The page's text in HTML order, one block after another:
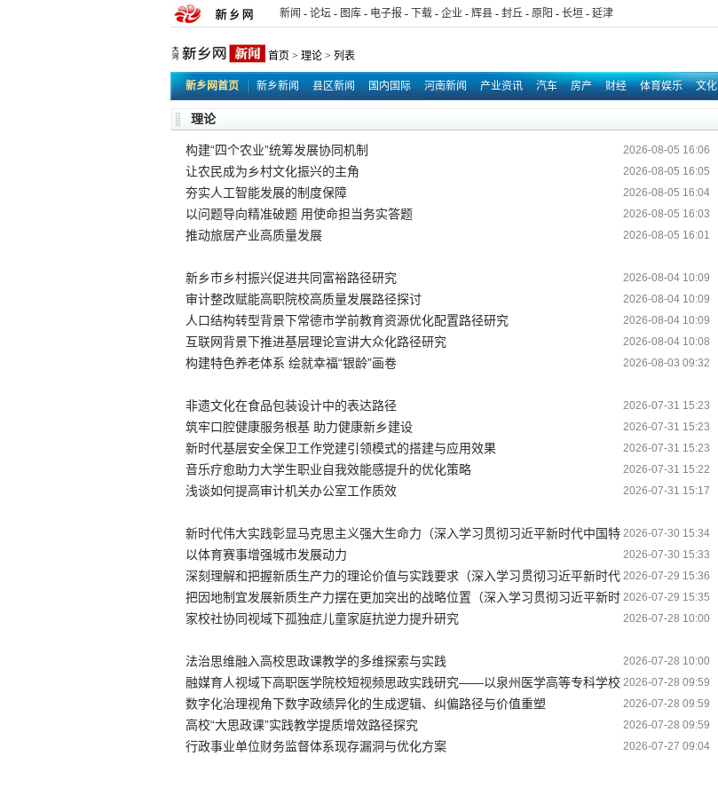
新闻 - 论坛 - 图库 - 电子报 - 下载 - 企业 - 辉县 - 封丘 - 原阳 - 长垣 - 延津
首页 > 理论 > 列表
新乡网首页 新乡新闻 县区新闻 国内国际 河南新闻 产业资讯 汽车 房产 财经 体育娱乐 文化
行业新闻
理论
2026-08-05 16:06
构建“四个农业”统筹发展协同机制
2026-08-05 16:05
让农民成为乡村文化振兴的主角
2026-08-05 16:04
夯实人工智能发展的制度保障
2026-08-05 16:03
以问题导向精准破题 用使命担当务实答题
2026-08-05 16:01
推动旅居产业高质量发展
2026-08-04 10:09
新乡市乡村振兴促进共同富裕路径研究
2026-08-04 10:09
审计整改赋能高职院校高质量发展路径探讨
2026-08-04 10:09
人口结构转型背景下常德市学前教育资源优化配置路径研究
2026-08-04 10:08
互联网背景下推进基层理论宣讲大众化路径研究
2026-08-03 09:32
构建特色养老体系 绘就幸福“银龄”画卷
2026-07-31 15:23
非遗文化在食品包装设计中的表达路径
2026-07-31 15:23
筑牢口腔健康服务根基 助力健康新乡建设
2026-07-31 15:23
新时代基层安全保卫工作党建引领模式的搭建与应用效果
2026-07-31 15:22
音乐疗愈助力大学生职业自我效能感提升的优化策略
2026-07-31 15:17
浅谈如何提高审计机关办公室工作质效
2026-07-30 15:34
新时代伟大实践彰显马克思主义强大生命力（深入学习贯彻习近平新时代中国特
色社会主义思想）
2026-07-30 15:33
以体育赛事增强城市发展动力
2026-07-29 15:36
深刻理解和把握新质生产力的理论价值与实践要求（深入学习贯彻习近平新时代
中国特色社会主义思想）
2026-07-29 15:35
把因地制宜发展新质生产力摆在更加突出的战略位置（深入学习贯彻习近平新时
代中国特色社会主义思想）
2026-07-28 10:00
家校社协同视域下孤独症儿童家庭抗逆力提升研究
2026-07-28 10:00
法治思维融入高校思政课教学的多维探索与实践
2026-07-28 09:59
融媒育人视域下高职医学院校短视频思政实践研究——以泉州医学高等专科学校
《基层医生》系列短视频为例
2026-07-28 09:59
数字化治理视角下数字政绩异化的生成逻辑、纠偏路径与价值重塑
2026-07-28 09:59
高校“大思政课”实践教学提质增效路径探究
2026-07-27 09:04
行政事业单位财务监督体系现存漏洞与优化方案